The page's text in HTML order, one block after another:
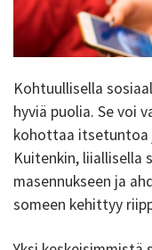
Kohtuullisella
hyviä puolia. Se voi
kohottaa itsetuntoa
Kuitenkin, liiallisella
masennukseen ja
someen kehittyy